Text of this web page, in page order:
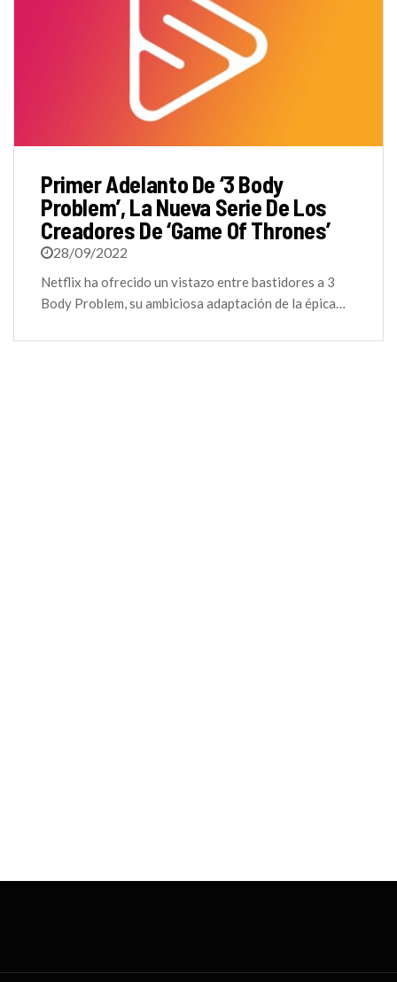
Primer Adelanto De ‘3 Body
Problem’, La Nueva Serie De Los
Creadores De ‘Game Of Thrones’
28/09/2022
Netflix ha ofrecido un vistazo entre bastidores a 3
Body Problem, su ambiciosa adaptación de la épica…